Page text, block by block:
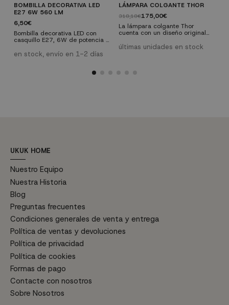
BOMBILLA DECORATIVA LED
E27 6W 560 LM
6,50€
Bombilla decorativa LED con
casquillo E27, 6W de potencia y
una vida útil de 28.000 horas
que nos dará una luz cálida de
en stock, envío en 1-2 días
LÁMPARA COLGANTE THOR
318,18€175,00€
La lámpara colgante Thor
cuenta con un diseño original
perfecta para estancias en las
últimas unidades en stock
UKUK HOME
Nuestro Equipo
Nuestra Historia
Blog
Preguntas frecuentes
Condiciones generales de venta y entrega
Política de ventas y devoluciones
Política de privacidad
Política de cookies
Formas de pago
Contacte con nosotros
Sobre Nosotros